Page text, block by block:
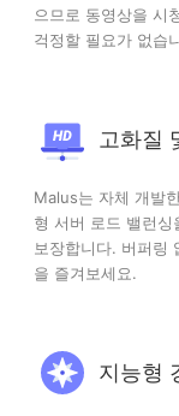
으므로 동영상을 시
걱정할 필요가 없습
고화질
Malus는 자체 개발
형 서버 로드 밸런
보장합니다. 버퍼링
을 즐겨보세요.
지능형